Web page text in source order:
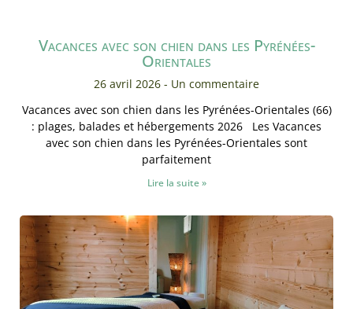
Vacances avec son chien dans les Pyrénées-
Orientales
26 avril 2026
Un commentaire
Vacances avec son chien dans les Pyrénées-Orientales (66)
: plages, balades et hébergements 2026 Les Vacances
avec son chien dans les Pyrénées-Orientales sont
parfaitement
Lire la suite »